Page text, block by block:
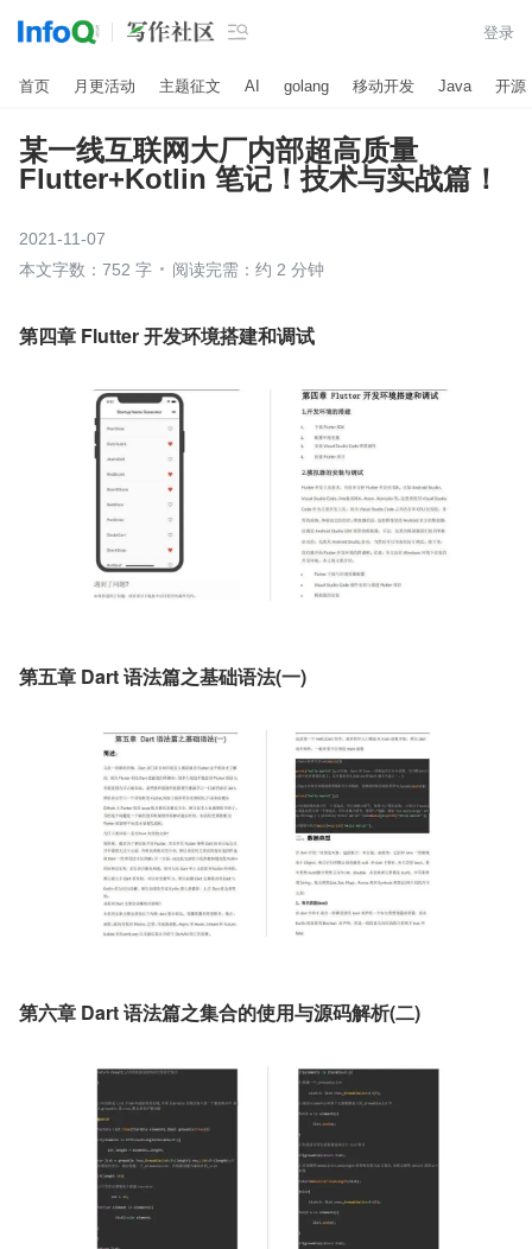
 登录
首页 月更活动 主题征文 AI golang 移动开发 Java 开源
某一线互联网大厂内部超高质量
Flutter+Kotlin 笔记！技术与实战篇！
2021-11-07
本文字数：752 字
阅读完需：约 2 分钟
第四章 Flutter 开发环境搭建和调试
第五章 Dart 语法篇之基础语法(一)
第六章 Dart 语法篇之集合的使用与源码解析(二)